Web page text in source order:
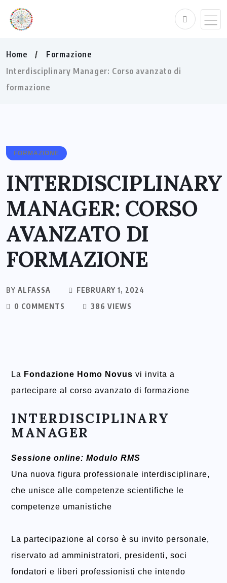
Home
Formazione
Interdisciplinary Manager: Corso avanzato di
formazione
FORMAZIONE
INTERDISCIPLINARY
MANAGER: CORSO
AVANZATO DI
FORMAZIONE
BY ALFASSA
FEBRUARY 1, 2024
0 COMMENTS
386 VIEWS
La Fondazione Homo Novus vi invita a
partecipare al corso avanzato di formazione
INTERDISCIPLINARY
MANAGER
Sessione online: Modulo RMS
Una nuova figura professionale interdisciplinare,
che unisce alle competenze scientifiche le
competenze umanistiche
La partecipazione al corso è su invito personale,
riservato ad amministratori, presidenti, soci
fondatori e liberi professionisti che intendo